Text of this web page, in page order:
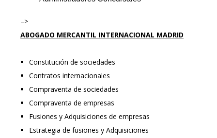
–>
ABOGADO MERCANTIL INTERNACIONAL MADRID
Constitución de sociedades
Contratos internacionales
Compraventa de sociedades
Compraventa de empresas
Fusiones y Adquisiciones de empresas
Estrategia de fusiones y Adquisiciones